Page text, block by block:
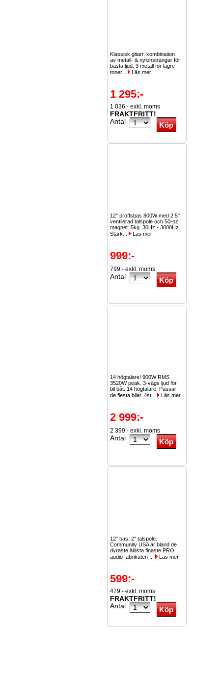
Klassisk gitarr, kombination
av metall- & nylonsträngar för
bästa ljud. 3 metall för lägre
toner...
Läs mer
1 295:-
1 036:- exkl. moms
FRAKTFRITT!
Antal
12" proffsbas 800W med 2,5"
ventilerad talspole och 50-oz
magnet. 5kg. 30Hz - 3000Hz.
Stark...
Läs mer
999:-
799:- exkl. moms
Antal
14 högtalare! 900W RMS.
3520W peak. 3-vägs ljud för
bil båt. 14 högtalare. Passar
de flesta bilar. 4st...
Läs mer
2 999:-
2 399:- exkl. moms
Antal
12" bas, 2" talspole.
Community USA är bland de
dyraste äldsta finaste PRO
audio fabrikaten ...
Läs mer
599:-
479:- exkl. moms
FRAKTFRITT!
Antal